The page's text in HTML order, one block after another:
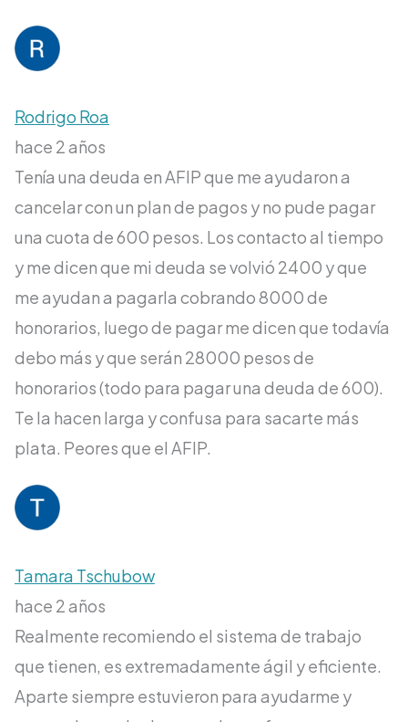
Rodrigo Roa
hace 2 años
Tenía una deuda en AFIP que me ayudaron a
cancelar con un plan de pagos y no pude pagar
una cuota de 600 pesos. Los contacto al tiempo
y me dicen que mi deuda se volvió 2400 y que
me ayudan a pagarla cobrando 8000 de
honorarios, luego de pagar me dicen que todavía
debo más y que serán 28000 pesos de
honorarios (todo para pagar una deuda de 600).
Te la hacen larga y confusa para sacarte más
plata. Peores que el AFIP.
Tamara Tschubow
hace 2 años
Realmente recomiendo el sistema de trabajo
que tienen, es extremadamente ágil y eficiente.
Aparte siempre estuvieron para ayudarme y